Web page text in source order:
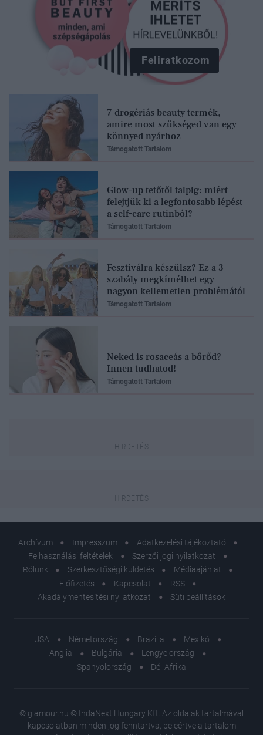
Feliratkozom
7 drogériás beauty termék,
amire most szükséged van egy
könnyed nyárhoz
Támogatott Tartalom
Glow-up tetőtől talpig: miért
felejtjük ki a legfontosabb lépést
a self-care rutinból?
Támogatott Tartalom
Fesztiválra készülsz? Ez a 3
szabály megkímélhet egy
nagyon kellemetlen problémától
Támogatott Tartalom
Neked is rosaceás a bőrőd?
Innen tudhatod!
Támogatott Tartalom
Archívum Impresszum
Adatkezelési tájékoztató
Felhasználási feltételek
Szerzői jogi nyilatkozat
Rólunk
Szerkesztőségi küldetés
Médiaajánlat
Előfizetés
Kapcsolat
RSS
Akadálymentesítési nyilatkozat
Süti beállítások
USA Németország Brazília
Mexikó
Anglia
Bulgária
Lengyelország
Spanyolország
Dél-Afrika
© glamour.hu © IndaNext Hungary Kft. Az oldalak tartalmával
kapcsolatban minden jog fenntartva, beleértve a tartalom